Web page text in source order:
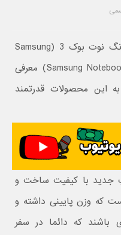
لپ تاپ های جدید سری سامسونگ نوت بوک 3 (Samsung
Notebook 3) و نوت بوک 5 (Samsung Notebook 5) معرفی
این محصولات قدرتمند
جدید با کیفیت ساخت و
که وزن پایینی داشته و
باشند که دائما در سفر